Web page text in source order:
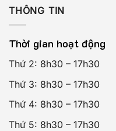
THÔNG TIN
Thời gian hoạt động
Thứ 2: 8h30 – 17h30
Thứ 3: 8h30 – 17h30
Thứ 4: 8h30 – 17h30
Thứ 5: 8h30 – 17h30